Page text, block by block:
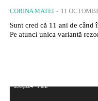
CORINA MATEI - 11
Sunt cred că 11 ani de când
Pe atunci unica variantă
255,324 Fani